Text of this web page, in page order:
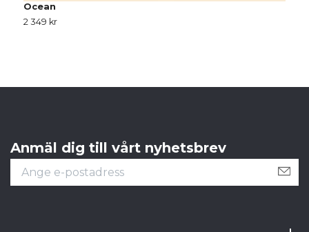
Ocean
2 349 kr
Anmäl dig till vårt nyhetsbrev